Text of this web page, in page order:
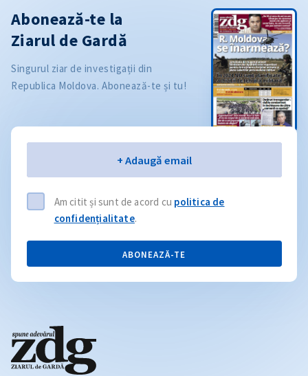
Abonează-te la
Ziarul de Gardă
Singurul ziar de investigații din
Republica Moldova. Abonează-te și tu!
+ Adaugă email
Am citit și sunt de acord cu politica de
confidențialitate.
ABONEAZĂ-TE